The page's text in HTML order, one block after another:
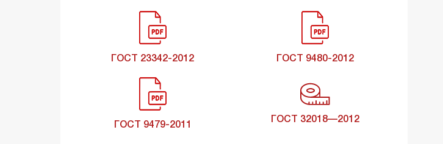
ГОСТ 23342-2012 ГОСТ 9480-2012
ГОСТ 9479-2011
ГОСТ 32018—2012